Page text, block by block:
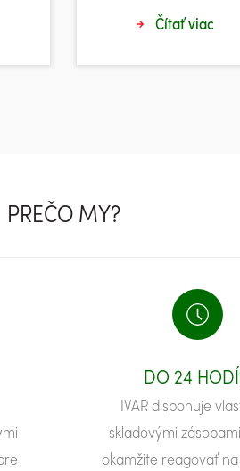
Čítať viac
PREČO MY?
DO 24
IVAR disponuje
skladovými
okamžite reagovať